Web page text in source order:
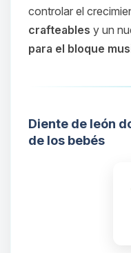
controlar el
crafteables y un
para el bloque
Diente de león
de los bebés